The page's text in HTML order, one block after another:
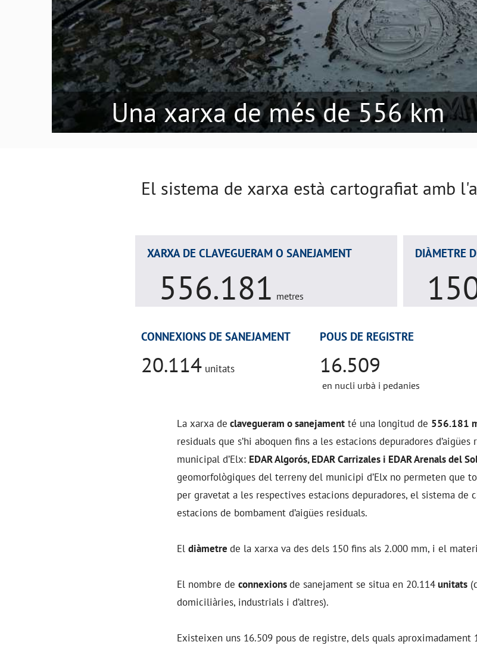
Una xarxa de més de 556 km
El sistema de xarxa està cartografiat amb
XARXA DE CLAVEGUERAM O SANEJAMENT
556.181 metres
DIÀMETRE
CONNEXIONS DE SANEJAMENT
20.114 unitats
POUS DE REGISTRE
16.509
en nucli urbà i pedanies
La xarxa de clavegueram o sanejament té una longitud de 556.181
residuals que s’hi aboquen fins a les estacions depuradores
municipal d’Elx: EDAR Algorós, EDAR Carrizales i EDAR Arenals del
geomorfològiques del terreny del municipi d’Elx no permeten que
per gravetat a les respectives estacions depuradores, el sistema de
estacions de bombament d’aigües residuals.
El diàmetre de la xarxa va des dels 150 fins als 2.000 mm, i el
El nombre de connexionsde sanejament se situa en 20.114unitats
domiciliàries, industrials i d’altres).
Existeixen uns 16.509 pous de registre, dels quals